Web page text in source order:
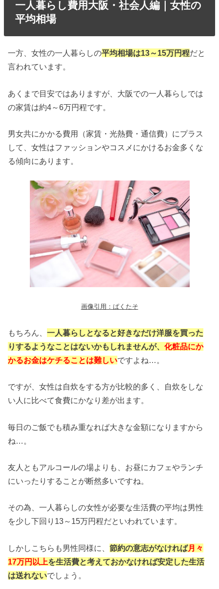
一人暮らし費用大阪・社会人編｜女性の
平均相場
一方、女性の一人暮らしの平均相場は13～15万円程だと
言われています。
あくまで目安ではありますが、大阪での一人暮らしでは
の家賃は約4～6万円程です。
男女共にかかる費用（家賃・光熱費・通信費）にプラス
して、女性はファッションやコスメにかけるお金多くな
る傾向にあります。
画像引用：ぱくたそ
もちろん、一人暮らしとなると好きなだけ洋服を買った
りするようなことはないかもしれませんが、化粧品にか
かるお金はケチることは難しいですよね…。
ですが、女性は自炊をする方が比較的多く、自炊をしな
い人に比べて食費にかなり差が出ます。
毎日のご飯でも積み重なれば大きな金額になりますから
ね…。
友人ともアルコールの場よりも、お昼にカフェやランチ
にいったりすることが断然多いですね。
その為、一人暮らしの女性が必要な生活費の平均は男性
を少し下回り13～15万円程だといわれています。
しかしこちらも男性同様に、節約の意志がなければ月々
17万円以上を生活費と考えておかなければ安定した生活
は送れないでしょう。